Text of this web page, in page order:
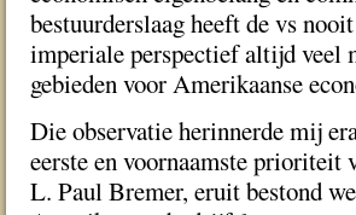
bestuurderslaag heeft de vs
imperiale perspectief altijd veel
gebieden voor Amerikaanse
Die observatie herinnerde mij
eerste en voornaamste prioriteit
L. Paul Bremer, eruit bestond